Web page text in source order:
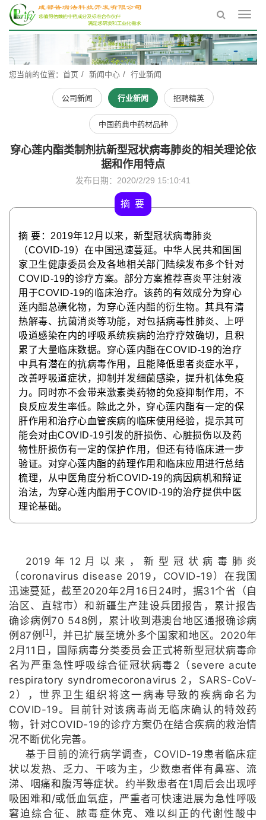
您当前的位置： 首页 新闻中心 行业新闻
公司新闻 行业新闻 招聘精英
中国药典中药材品种
穿心莲内酯类制剂抗新型冠状病毒肺炎的相关理论依
据和作用特点
发布日期：2020/2/29 15:10:41
摘 要
摘 要： 2019年12 月以来，新型冠状病毒肺炎
（COVID-19）在中国迅速蔓延。中华人民共和国国
家卫生健康委员会及各地相关部门陆续发布多个针对
COVID-19的诊疗方案。部分方案推荐喜炎平注射液
用于COVID-19的临床治疗。该药的有效成分为穿心
莲内酯总磺化物，为穿心莲内酯的衍生物。其具有清
热解毒、抗菌消炎等功能，对包括病毒性肺炎、上呼
吸道感染在内的呼吸系统疾病的治疗疗效确切，且积
累了大量临床数据。穿心莲内酯在COVID-19的治疗
中具有潜在的抗病毒作用，且能降低患者炎症水平，
改善呼吸道症状，抑制并发细菌感染，提升机体免疫
力。同时亦不会带来激素类药物的免疫抑制作用，不
良反应发生率低。除此之外，穿心莲内酯有一定的保
肝作用和治疗心血管疾病的临床使用经验，提示其可
能会对由COVID-19引发的肝损伤、心脏损伤以及药
物性肝损伤有一定的保护作用，但还有待临床进一步
验证。对穿心莲内酯的药理作用和临床应用进行总结
梳理，从中医角度分析COVID-19的病因病机和辩证
治法，为穿心莲内酯用于COVID-19的治疗提供中医
理论基础。
2019 年 12 月以来，新型冠状病毒肺炎
（ coronavirus disease 2019 ， COVID-19 ）在我国
迅速蔓延，截至2020年2月 16 日 24时，据31个省（自
治区、直辖市）和新疆生产建设兵团报告，累计报告
确诊病例70 548例，累计收到港澳台地区通报确诊病
例 87例 [1] ，并已扩展至境外多个国家和地区。 2020年
2 月 11 日 ，国际病毒分类委员会正式将新型冠状病毒命
名为严重急性呼吸综合征冠状病毒2 （ severe acute
respiratory syndromecoronavirus 2 ， SARS-CoV-
2 ），世界卫生组织将这一病毒导致的疾病命名为
COVID-19。目前针对该病毒尚无临床确认的特效药
物，针对COVID-19的诊疗方案仍在结合疾病的救治情
况不断优化完善。
基于目前的流行病学调查， COVID-19 患者临床症
状以发热、乏力、干咳为主，少数患者伴有鼻塞、流
涕、咽痛和腹泻等症状。约半数患者在1周后会出现呼
吸困难和 /或低血氧症，严重者可快速进展为急性呼吸
窘迫综合征、脓毒症休克、难以纠正的代谢性酸中